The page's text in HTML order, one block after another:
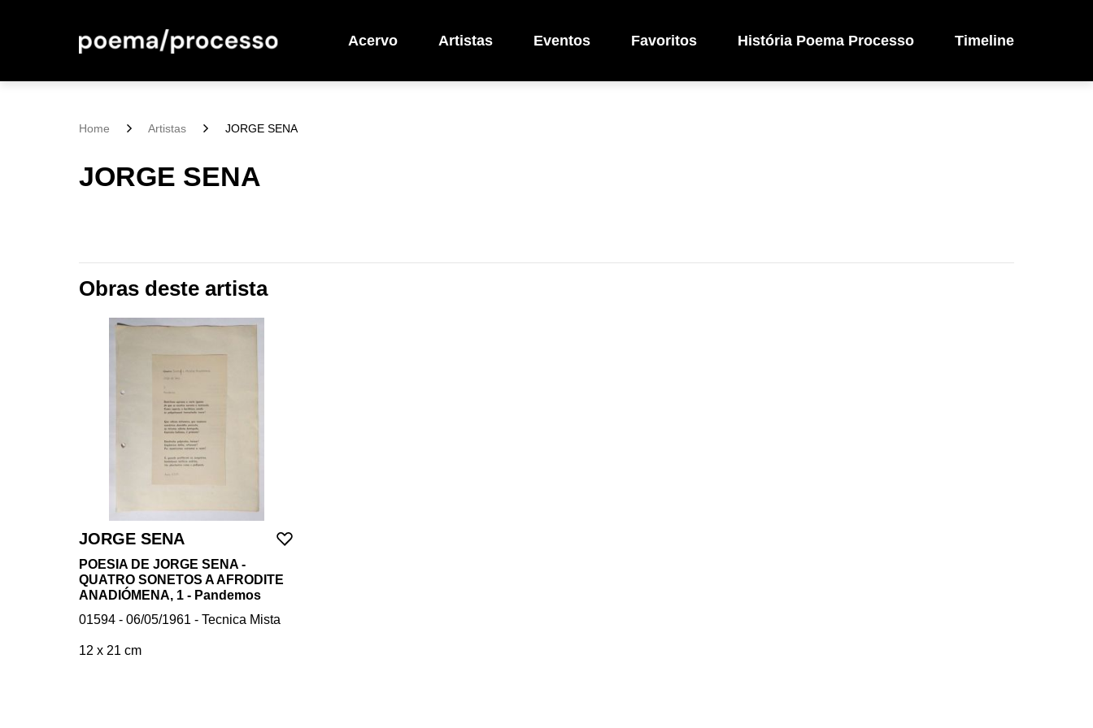
Acervo Artistas Eventos Favoritos História Poema Processo Timeline
Home Artistas JORGE SENA
JORGE SENA
Obras deste artista
JORGE SENA
POESIA DE JORGE SENA -
QUATRO SONETOS A AFRODITE
ANADIÓMENA, 1 - Pandemos
01594 - 06/05/1961 - Tecnica Mista
12 x 21 cm